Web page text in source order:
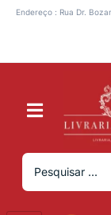
Endereço : Rua Dr.